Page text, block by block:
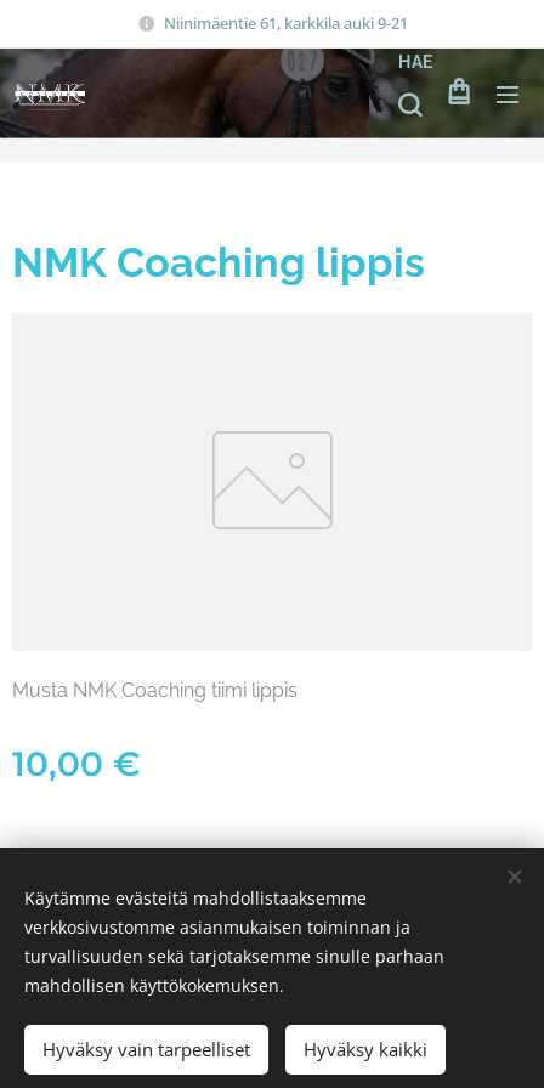
Niinimäentie 61, karkkila auki 9-21
HAE
NMK Coaching lippis
Musta NMK Coaching tiimi lippis
10,00 €
Lisää ostoskoriin
Evästeet
Käytämme evästeitä mahdollistaaksemme
verkkosivustomme asianmukaisen toiminnan ja
turvallisuuden sekä tarjotaksemme sinulle parhaan
mahdollisen käyttökokemuksen.
Hyväksy vain tarpeelliset Hyväksy kaikki